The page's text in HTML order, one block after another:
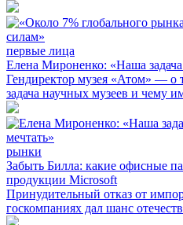
первые лица
Елена Мироненко: «Наша
Гендиректор музея «Атом» — о
задача научных музеев и чему
рынки
Забыть Билла: какие офисные
продукции Microsoft
Принудительный отказ от
госкомпаниях дал шанс